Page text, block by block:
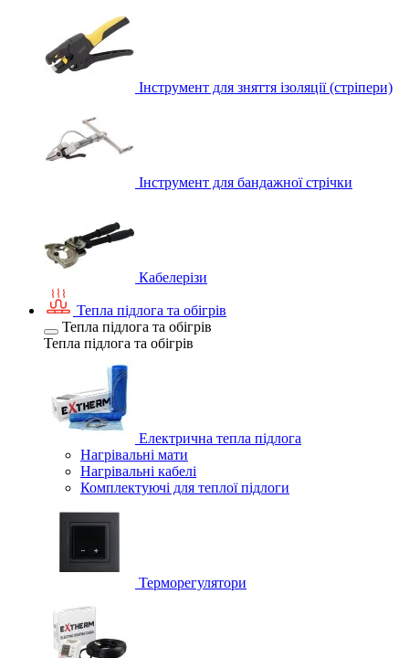
Інструмент для зняття ізоляції (стріпери)
Інструмент для бандажної стрічки
Кабелерізи
Тепла підлога та обігрів
Тепла підлога та обігрів
Тепла підлога та обігрів
Електрична тепла підлога
Нагрівальні мати
Нагрівальні кабелі
Комплектуючі для теплої підлоги
Терморегулятори